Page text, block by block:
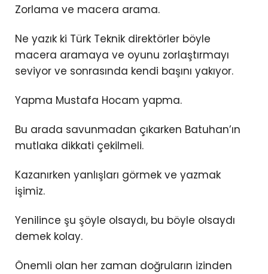
Zorlama ve macera arama.
Ne yazık ki Türk Teknik direktörler böyle
macera aramaya ve oyunu zorlaştırmayı
seviyor ve sonrasında kendi başını yakıyor.
Yapma Mustafa Hocam yapma.
Bu arada savunmadan çıkarken Batuhan’ın
mutlaka dikkati çekilmeli.
Kazanırken yanlışları görmek ve yazmak
işimiz.
Yenilince şu şöyle olsaydı, bu böyle olsaydı
demek kolay.
Önemli olan her zaman doğruların izinden